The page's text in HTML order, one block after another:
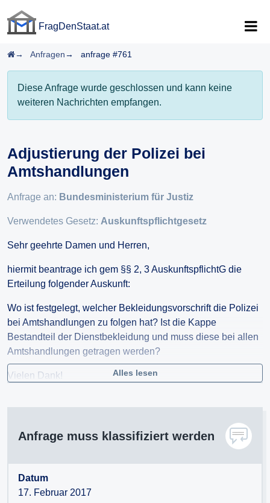
FragDenStaat.at
Startseite
Anfragen anfrage #761
Diese Anfrage wurde geschlossen und kann keine
weiteren Nachrichten empfangen.
Adjustierung der Polizei bei
Amtshandlungen
Anfrage an: Bundesministerium für Justiz
Verwendetes Gesetz: Auskunftspflichtgesetz
Sehr geehrte Damen und Herren,
hiermit beantrage ich gem §§ 2, 3 AuskunftspflichtG die
Erteilung folgender Auskunft:
Wo ist festgelegt, welcher Bekleidungsvorschrift die Polizei
bei Amtshandlungen zu folgen hat? Ist die Kappe
Bestandteil der Dienstbekleidung und muss diese bei allen
Amtshandlungen getragen werden?
Vielen Dank! Alles lesen
Anfrage muss klassifiziert werden
Datum
17. Februar 2017